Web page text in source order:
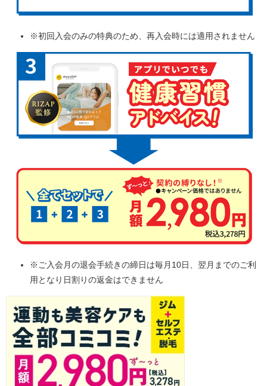
※初回入会のみの特典のため、再入会時には適用されません
※ご入会月の退会手続きの締日は毎月10日、翌月までのご利
用となり日割りの返金はできません